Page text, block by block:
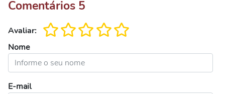
Comentários 5
Avaliar:
Nome
E-mail